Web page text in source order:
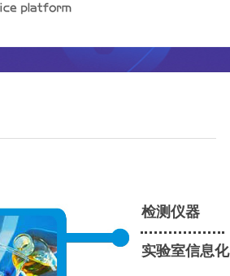
检测仪器
实验室信息化